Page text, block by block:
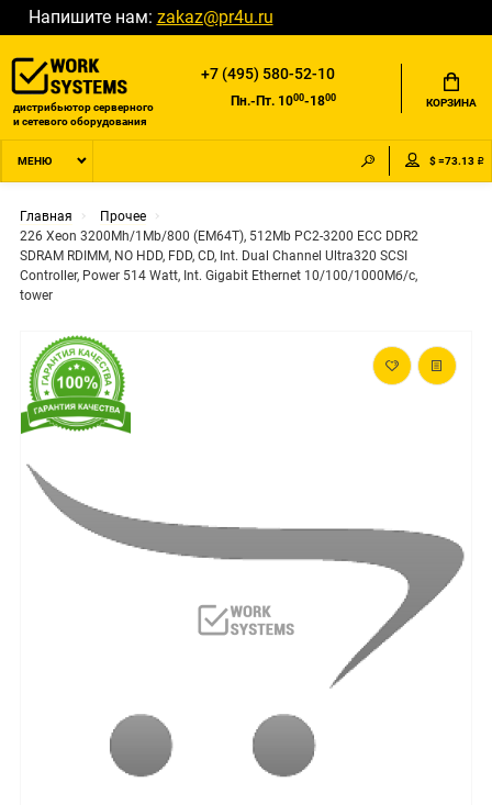
Напишите нам: zakaz@pr4u.ru
дистрибьютор серверного
и сетевого оборудования
+7 (495) 580-52-10
Пн.-Пт. 1000-1800 КОРЗИНА
МЕНЮ $ =73.13 ₽
Главная
Прочее
226 Xeon 3200Mh/1Mb/800 (EM64T), 512Mb PC2-3200 ECC DDR2
SDRAM RDIMM, NO HDD, FDD, CD, Int. Dual Channel Ultra320 SCSI
Controller, Power 514 Watt, Int. Gigabit Ethernet 10/100/1000Мб/с,
tower